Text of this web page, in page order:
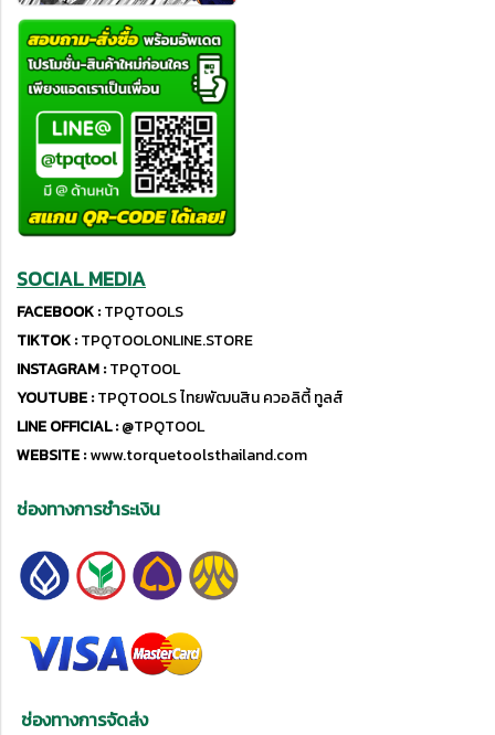
SOCIAL MEDIA
FACEBOOK :TPQTOOLS
TIKTOK :TPQTOOLONLINE.STORE
INSTAGRAM :TPQTOOL
YOUTUBE :TPQTOOLS ไทยพัฒนสิน ควอลิตี้ ทูลส์
LINE OFFICIAL :@TPQTOOL
WEBSITE :www.torquetoolsthailand.com
ช่องทางการชำระเงิน
ช่องทางการจัดส่ง